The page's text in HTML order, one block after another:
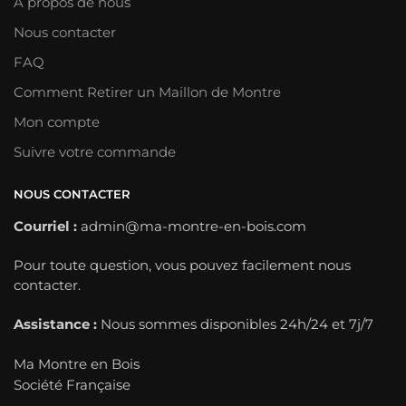
Nous contacter
FAQ
Comment Retirer un Maillon de Montre
Mon compte
Suivre votre commande
NOUS CONTACTER
Courriel : admin@ma-montre-en-bois.com
Pour toute question, vous pouvez facilement nous
contacter.
Assistance : Nous sommes disponibles 24h/24 et 7j/7
Ma Montre en Bois
Société Française